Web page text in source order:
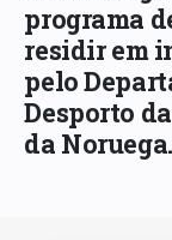
programa
residir em
pelo
Desporto
da Noruega.